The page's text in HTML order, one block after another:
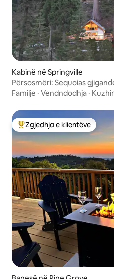
Kabinë në Springville
Përsosmëri: Sequoias
miljesh
Familje · Vendndodhja ·
Më të mirat e zgjedhjeve të
Zgjedhja e klientëve